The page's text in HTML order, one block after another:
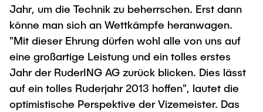
Jahr, um die Technik zu beherrschen. Erst dann
könne man sich an Wettkämpfe heranwagen.
"Mit dieser Ehrung dürfen wohl alle von uns auf
eine großartige Leistung und ein tolles erstes
Jahr der RuderING AG zurück blicken. Dies lässt
auf ein tolles Ruderjahr 2013 hoffen", lautet die
optimistische Perspektive der Vizemeister. Das